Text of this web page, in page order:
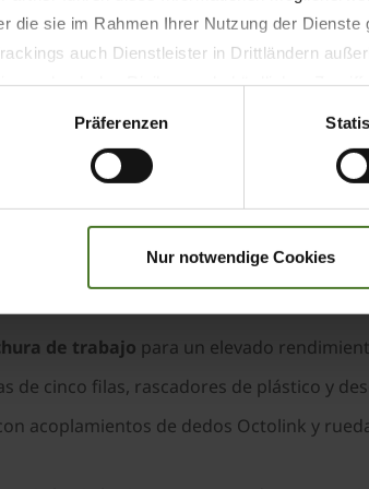
die sie im Rahmen Ihrer Nutzung der Dienste
auch Dienstleister in Drittländern
wodurch das Risiko von behördlichen
Präferenzen
Nur notwendige Cookies
facilidad de manejo en todos los
curvas cerradas, así como el hilerado
de trabajo gracias a las
sencilla y bloquearse
y de hilerado, la KRONE Swativo T 1040
hoja. La combinación de una elevada
solución versátil, ideal para la
de trabajo para un elevado
de cinco filas, rascadores de plástico y
acoplamientos de dedos Octolink y